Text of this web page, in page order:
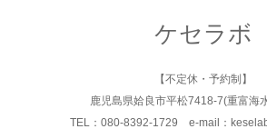
ケセラボ
【不定休・予約制】
鹿児島県姶良市平松7418-7(重富海
TEL：080-8392-1729 e-mail：